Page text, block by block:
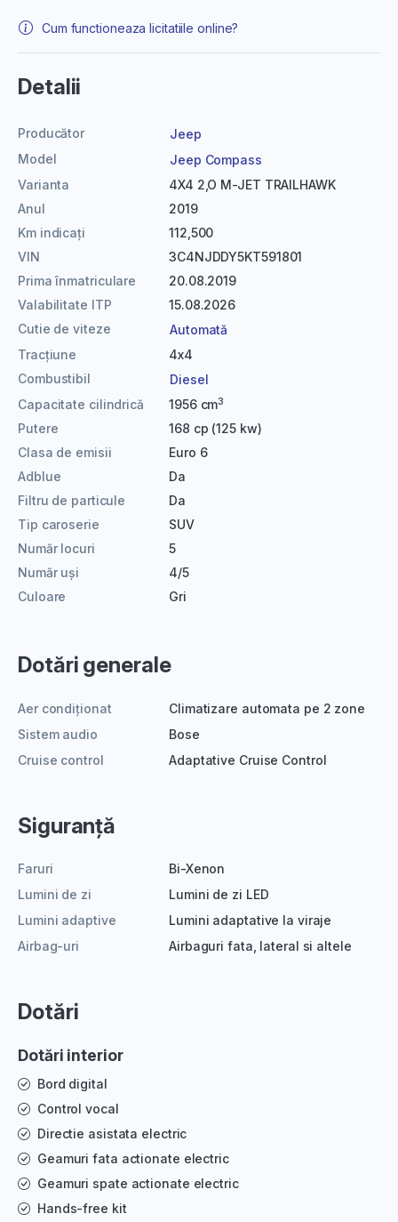
Cum functioneaza licitatiile online?
Detalii
Producător
Jeep
Model
Jeep Compass
Varianta
4X4 2,O M-JET TRAILHAWK
Anul
2019
Km indicați
112,500
VIN
3C4NJDDY5KT591801
Prima înmatriculare
20.08.2019
Valabilitate ITP
15.08.2026
Cutie de viteze
Automată
Tracțiune
4x4
Combustibil
Diesel
Capacitate cilindrică
1956 cm3
Putere
168 cp (125 kw)
Clasa de emisii
Euro 6
Adblue
Da
Filtru de particule
Da
Tip caroserie
SUV
Număr locuri
5
Număr uși
4/5
Culoare
Gri
Dotări generale
Aer condiționat
Climatizare automata pe 2 zone
Sistem audio
Bose
Cruise control
Adaptative Cruise Control
Siguranță
Faruri
Bi-Xenon
Lumini de zi
Lumini de zi LED
Lumini adaptive
Lumini adaptative la viraje
Airbag-uri
Airbaguri fata, lateral si altele
Dotări
Dotări interior
Bord digital
Control vocal
Directie asistata electric
Geamuri fata actionate electric
Geamuri spate actionate electric
Hands-free kit